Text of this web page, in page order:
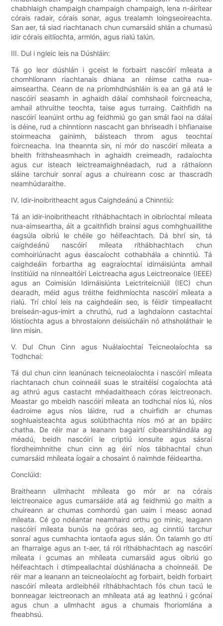
chabhlaigh champaigh champaigh champaigh, lena n-áirítear
córais radair, córais sonar, agus trealamh loingseoireachta.
San aer, tá siad riachtanach chun cumarsáid shlán a chumasú
idir córais eitlíochta, armlón, agus rialú talún.
III. Dul i ngleic leis na Dúshláin:
Tá go leor dúshlán i gceist le forbairt nascóirí míleata a
chomhlíonann riachtanais dhiana an réimse catha nua-
aimseartha. Ceann de na príomhdhúshláin is ea an gá atá le
nascóirí seasamh in aghaidh dálaí comhshaoil ​​foircneacha,
amhail athruithe teochta, taise agus turraing. Caithfidh na
nascóirí leanúint orthu ag feidhmiú go gan smál faoi na dálaí
is déine, rud a chinntíonn nascacht gan bhriseadh i bhfianaise
stoirmeacha gainimh, báisteach throm agus teochtaí
foircneacha. Ina theannta sin, ní mór do nascóirí míleata a
bheith frithsheasmhach in aghaidh creimeadh, radaíochta
agus cur isteach leictreamaighnéadach, rud a ráthaíonn
sláine tarchuir sonraí agus a chuireann cosc ​​​​ar thascradh
neamhúdaraithe.
IV. Idir-inoibritheacht agus Caighdeánú a Chinntiú:
Tá an idir-inoibritheacht ríthábhachtach in oibríochtaí míleata
nua-aimseartha, áit a gcaithfidh brainsí agus comhghuaillithe
éagsúla oibriú le chéile go héifeachtach. Dá bhrí sin, tá
caighdeánú nascóirí míleata ríthábhachtach chun
comhoiriúnacht agus éascaíocht cothabhála a chinntiú. Tá
caighdeáin forbartha ag eagraíochtaí idirnáisiúnta amhail
Institiúid na nInnealtóirí Leictreacha agus Leictreonaice (IEEE)
agus an Coimisiún Idirnáisiúnta Leictriteicniúil (IEC) chun
dearadh, méid agus tréithe feidhmíochta nascóirí míleata a
rialú. Trí chloí leis na caighdeáin seo, is féidir timpeallacht
breiseán-agus-imirt a chruthú, rud a laghdaíonn castachtaí
lóistíochta agus a bhrostaíonn deisiúcháin nó athsholáthair le
linn misin.
V. Dul Chun Cinn agus Nuálaíochtaí Teicneolaíochta sa
Todhchaí:
Tá dul chun cinn leanúnach teicneolaíochta i nascóirí míleata
riachtanach chun coinneáil suas le straitéisí cogaíochta atá
ag athrú agus castacht mhéadaitheach córas leictreonach.
Meastar go mbeidh nascóirí míleata an todhchaí níos lú, níos
éadroime agus níos láidre, rud a chuirfidh ar chumas
soghluaisteachta agus solúbthachta níos mó ar an bpáirc
chatha. De réir mar a leanann bagairtí cibearshlándála ag
méadú, beidh nascóirí le criptiú ionsuite agus sásraí
fíordheimhnithe chun cinn ag éirí níos tábhachtaí chun
cumarsáid mhíleata íogair a chosaint ó naimhde féideartha.
Conclúid:
Braitheann ullmhacht mhíleata go mór ar na córais
leictreonaice agus cumarsáide atá ag feidhmiú go maith a
chuireann ar chumas comhordú gan uaim i measc aonad
míleata. Cé go ndéantar neamhaird orthu go minic, leagann
nascóirí míleata bunús na gcóras seo, ag cinntiú tarchur
sonraí agus cumhachta iontaofa agus slán. Ón talamh go dtí
an fharraige agus an t-aer, tá ról ríthábhachtach ag nascóirí
míleata i gcumas an mhíleata cumarsáid agus oibriú go
héifeachtach i dtimpeallachtaí dúshlánacha a choinneáil. De
réir mar a leanann an teicneolaíocht ag forbairt, beidh forbairt
nascóirí míleata ardleibhéil ríthábhachtach fós chun tacú le
bonneagar leictreonach an mhíleata atá ag leathnú i gcónaí
agus chun a ullmhacht agus a chumais fhoriomlána a
fheabhsú.